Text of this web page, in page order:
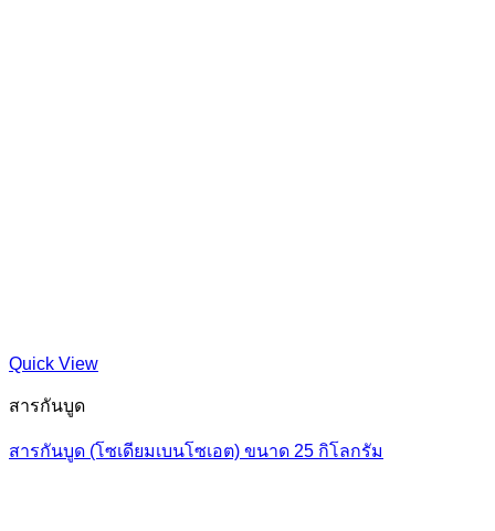
Quick View
สารกันบูด
สารกันบูด (โซเดียมเบนโซเอต) ขนาด 25 กิโลกรัม